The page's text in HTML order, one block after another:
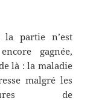
la partie n’est
gagnée,
là : la maladie
malgré les
de